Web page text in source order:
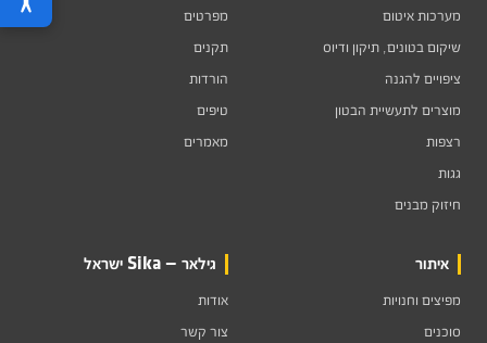
מערכות איטום
שיקום בטונים, תיקון ודיוס
ציפויים להגנה
מוצרים לתעשיית הבטון
רצפות
גגות
חיזוק מבנים
מפרטים
תקנים
הורדות
טיפים
מאמרים
איתור
מפיצים וחנויות
סוכנים
גילאר — Sika ישראל
אודות
צור קשר